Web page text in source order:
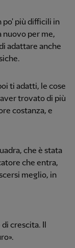
po' più difficili in
nuovo per me,
adattare anche
ti adatti, le cose
trovato di più
costanza, e
che è stata
che entra,
meglio, in
crescita. Il